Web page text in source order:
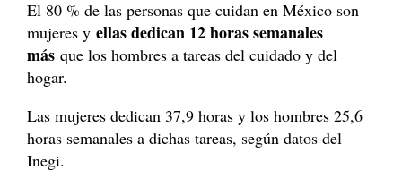
El 80 % de las personas que cuidan en México son
mujeres yellas dedican 12 horas semanales
más que los hombres a tareas del cuidado y del
hogar.
Las mujeres dedican 37,9 horas y los hombres 25,6
horas semanales a dichas tareas, según datos del
Inegi.